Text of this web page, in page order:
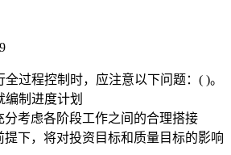
过程控制时，应注意以下问题：( )。
制进度计划
考虑各阶段工作之间的合理搭接
下，将对投资目标和质量目标的影响